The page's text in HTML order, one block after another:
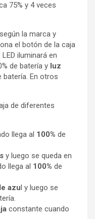
75% y 4 veces
la marca y
el botón de la caja
iluminará en
de batería y luz
batería. En otros
de diferentes
llega al 100% de
y luego se queda en
llega al 100% de
azul y luego se
constante cuando